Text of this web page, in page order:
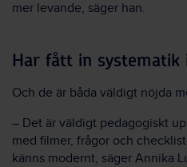
mer levande, säger han.
Har fått in
Och de är båda väldigt nöjda
– Det är väldigt pedagogiskt
med filmer, frågor och
känns modernt, säger Annika